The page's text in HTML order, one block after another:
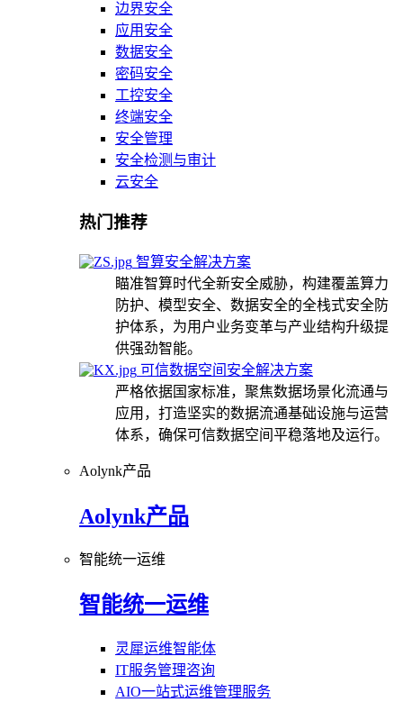
边界安全
应用安全
数据安全
密码安全
工控安全
终端安全
安全管理
安全检测与审计
云安全
热门推荐
智算安全解决方案
瞄准智算时代全新安全威胁，构建覆盖算力
防护、模型安全、数据安全的全栈式安全防
护体系，为用户业务变革与产业结构升级提
供强劲智能。
可信数据空间安全解决方案
严格依据国家标准，聚焦数据场景化流通与
应用，打造坚实的数据流通基础设施与运营
体系，确保可信数据空间平稳落地及运行。
Aolynk产品
Aolynk产品
智能统一运维
智能统一运维
灵犀运维智能体
IT服务管理咨询
AIO一站式运维管理服务